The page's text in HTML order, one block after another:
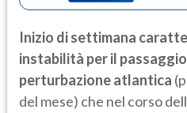
Inizio di settimana
instabilità per il
perturbazione atlantica
del mese) che nel corso